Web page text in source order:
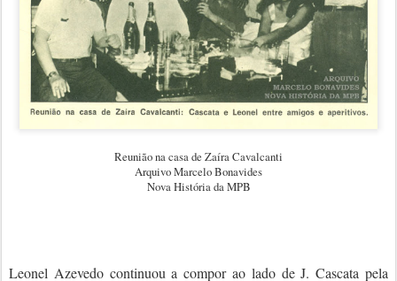
Reunião na casa de Zaíra Cavalcanti
Arquivo Marcelo Bonavides
Nova História da MPB
Leonel Azevedo continuou a compor ao lado de J. Cascata pela